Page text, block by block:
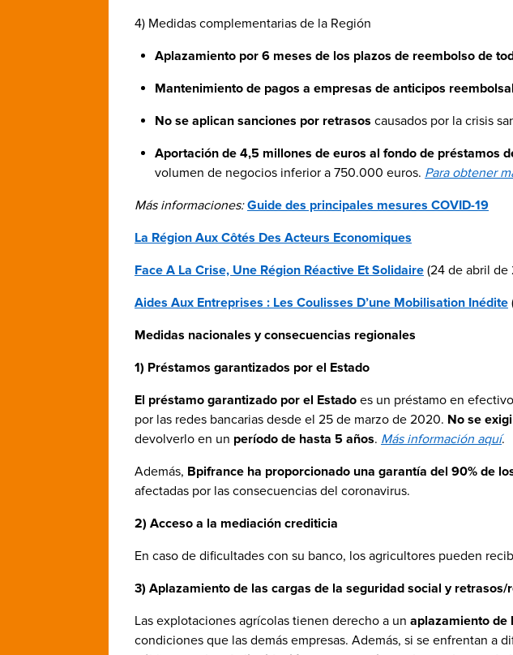
4) Medidas complementarias de la Región
Aplazamiento por 6 meses de los plazos de reembolso de
Mantenimiento de pagos a empresas de anticipos
No se aplican sanciones por retrasos causados por la crisis
Aportación de 4,5 millones de euros al fondo de préstamos
volumen de negocios inferior a 750.000 euros. Para obtener
Más informaciones:Guide des principales mesures COVID-19
La Région Aux Côtés Des Acteurs Economiques
Face A La Crise, Une Région Réactive Et Solidaire (24 de abril de
Aides Aux Entreprises : Les Coulisses D’une Mobilisation Inédite
Medidas nacionales y consecuencias regionales
1) Préstamos garantizados por el Estado
El préstamo garantizado por el Estado es un préstamo en
por las redes bancarias desde el 25 de marzo de 2020. No se
devolverlo en un período de hasta 5 años. Más información aquí.
Además, Bpifrance ha proporcionado una garantía del 90% de
afectadas por las consecuencias del coronavirus.
2) Acceso a la mediación crediticia
En caso de dificultades con su banco, los agricultores pueden
3) Aplazamiento de las cargas de la seguridad social y
Las explotaciones agrícolas tienen derecho a un aplazamiento de
condiciones que las demás empresas. Además, si se enfrentan a